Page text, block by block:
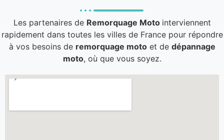
Les partenaires de Remorquage Moto interviennent
rapidement dans toutes les villes de France pour répondre
à vos besoins de remorquage motoet de dépannage
moto, où que vous soyez.